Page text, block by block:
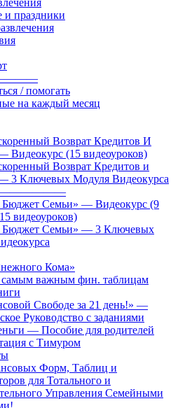
и праздники
/ помогать
на каждый месяц
Возврат Кредитов И
Видеокурс (15 видеоуроков)
Возврат Кредитов и
3 Ключевых Модуля Видеокурса
Бюджет Семьи» — Видеокурс (9
видеоуроков)
Бюджет Семьи» — 3 Ключевых
Кома»
самым важным фин. таблицам
Свободе за 21 день!» —
Руководство с заданиями
— Пособие для родителей
с Тимуром
Форм, Таблиц и
для Тотального и
Управления Семейными